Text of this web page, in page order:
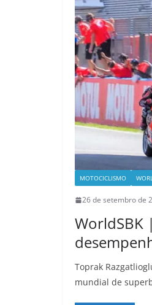
MOTOCICLISMO
26 de setembro de
WorldSBK
Toprak
mundial de